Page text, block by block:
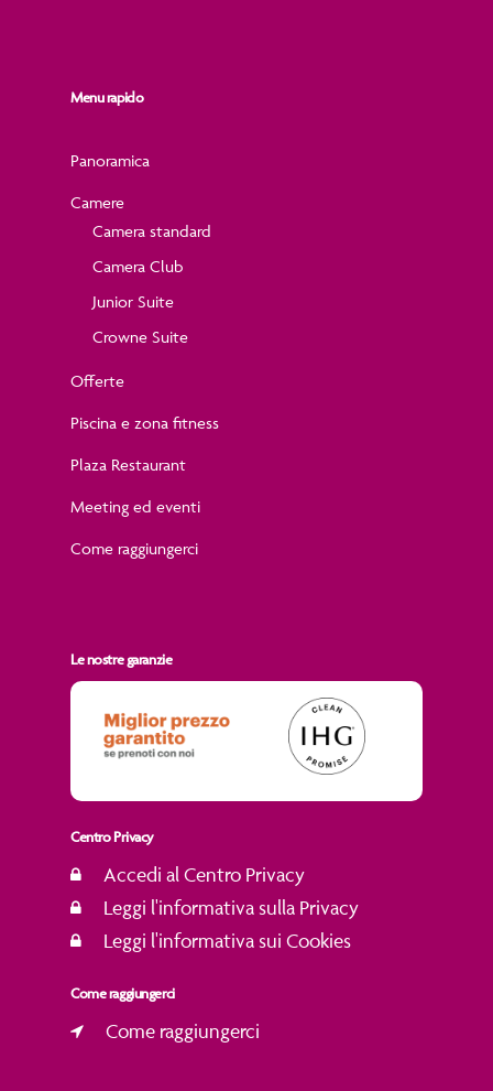
Menu rapido
Panoramica
Camere
Camera standard
Camera Club
Junior Suite
Crowne Suite
Offerte
Piscina e zona fitness
Plaza Restaurant
Meeting ed eventi
Come raggiungerci
Le nostre garanzie
Centro Privacy
Accedi al Centro Privacy
Leggi l'informativa sulla Privacy
Leggi l'informativa sui Cookies
Come raggiungerci
Come raggiungerci